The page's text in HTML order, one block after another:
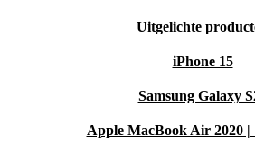
Uitgelichte
iPhone 15
Samsung Galaxy
Apple MacBook Air 2020 |